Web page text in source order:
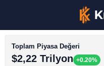
Toplam Piyasa Değeri
$2,22 Trilyon +0.20%